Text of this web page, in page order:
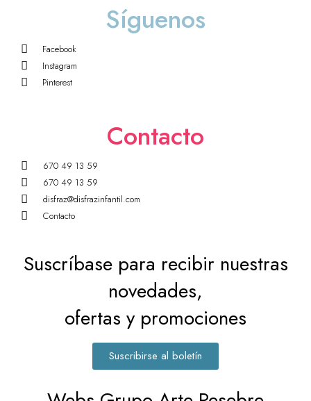
Síguenos
Facebook
Instagram
Pinterest
Contacto
670 49 13 59
670 49 13 59
disfraz@disfrazinfantil.com
Contacto
Suscríbase para recibir nuestras
novedades,
ofertas y promociones
Suscribirse al boletín